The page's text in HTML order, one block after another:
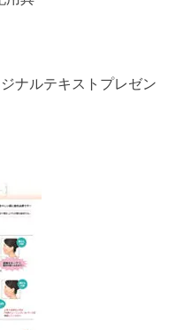
ナルテキストプレゼン